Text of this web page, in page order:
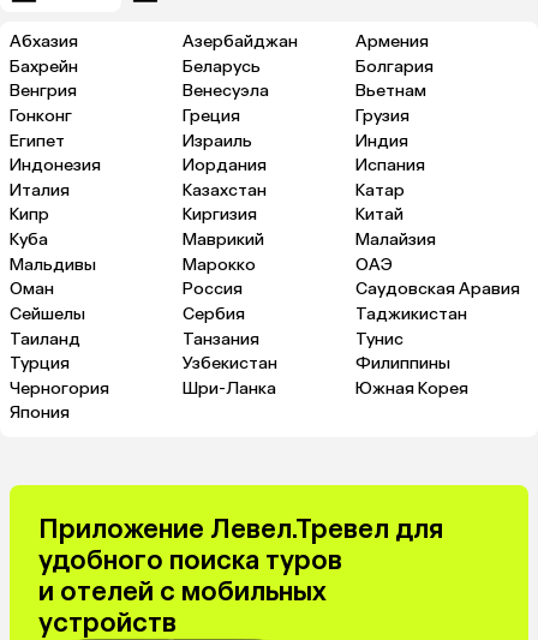
Абхазия Азербайджан
Армения
Бахрейн
Беларусь
Болгария
Венгрия
Венесуэла
Вьетнам
Гонконг
Греция
Грузия
Египет
Израиль
Индия
Индонезия
Иордания
Испания
Италия
Казахстан
Катар
Кипр
Киргизия
Китай
Куба
Маврикий
Малайзия
Мальдивы
Марокко
ОАЭ
Оман
Россия
Саудовская Аравия
Сейшелы
Сербия
Таджикистан
Таиланд
Танзания
Тунис
Турция
Узбекистан
Филиппины
Черногория
Шри-Ланка
Южная Корея
Япония
Приложение Левел.Тревел для
удобного поиска туров
и отелей с мобильных
устройств